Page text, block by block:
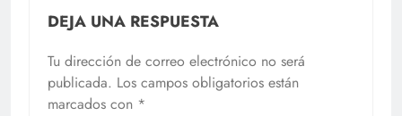
DEJA UNA RESPUESTA
Tu dirección de correo electrónico no será
publicada. Los campos obligatorios están
marcados con *